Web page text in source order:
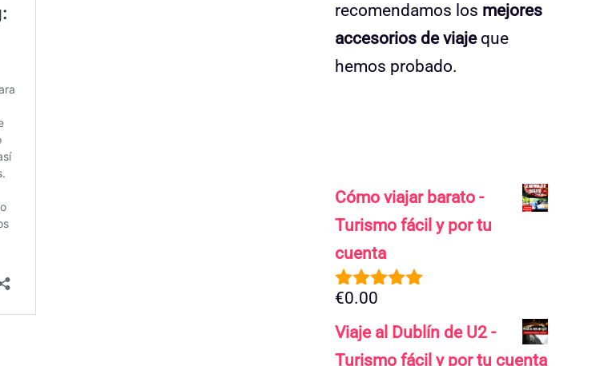
recomendamos los mejores
accesorios de viajeque
hemos probado.
Cómo viajar barato -
Turismo fácil y por tu
cuenta
5.00de 5
€0.00
Viaje al Dublín de U2 -
Turismo fácil y por tu cuenta